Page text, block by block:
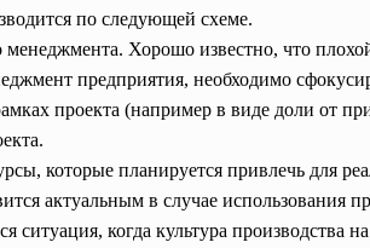
по следующей схеме.
Хорошо известно, что
предприятия, необходимо
проекта (например в виде доли от
которые планируется привлечь для
актуальным в случае использования
когда культура производства